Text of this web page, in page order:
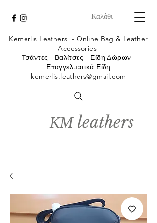
Καλάθι
ΚΜ leathers
Kemerlis Leathers -Online Bag & Leather
Accessories
Tσάντες - Βαλίτσες - Είδη Δώρων -
Επαγγελματικά Είδη
kemerlis.leathers@gmail.com